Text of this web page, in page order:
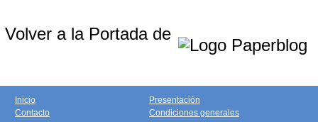
Volver a la Portada de
Inicio
Contacto
Presentación
Condiciones generales